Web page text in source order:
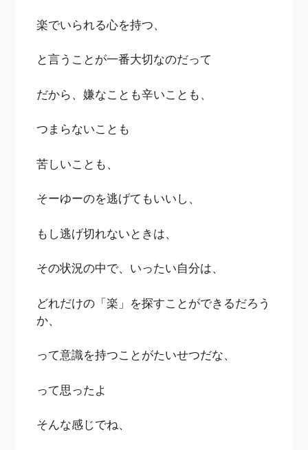
楽でいられる心を持つ、
と言うことが一番大切なのだって
だから、嫌なことも辛いことも、
つまらないことも
苦しいことも、
そーゆーのを逃げてもいいし、
もし逃げ切れないときは、
その状況の中で、いったい自分は、
どれだけの「楽」を探すことができるだろう
か、
って意識を持つことがたいせつだな、
って思ったよ
そんな感じでね、